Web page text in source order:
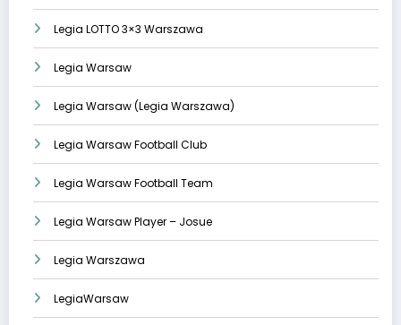
Legia LOTTO 3×3 Warszawa
Legia Warsaw
Legia Warsaw (Legia Warszawa)
Legia Warsaw Football Club
Legia Warsaw Football Team
Legia Warsaw Player – Josue
Legia Warszawa
LegiaWarsaw